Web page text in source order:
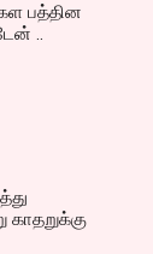
பத்தின
..